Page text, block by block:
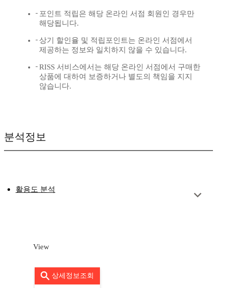
포인트 적립은 해당 온라인 서점 회원인 경우만
해당됩니다.
상기 할인율 및 적립포인트는 온라인 서점에서
제공하는 정보와 일치하지 않을 수 있습니다.
RISS 서비스에서는 해당 온라인 서점에서 구매한
상품에 대하여 보증하거나 별도의 책임을 지지
않습니다.
분석정보
활용도 분석
View
상세정보조회